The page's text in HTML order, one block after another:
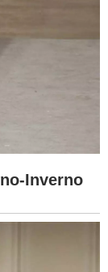
Inverno